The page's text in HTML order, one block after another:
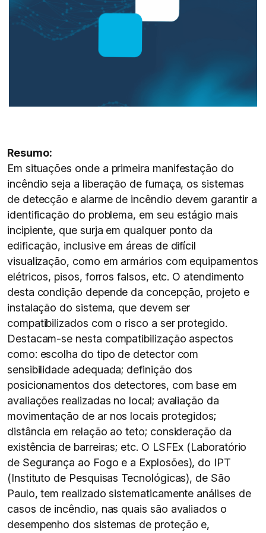
Resumo:
Em situações onde a primeira manifestação do
incêndio seja a liberação de fumaça, os sistemas
de detecção e alarme de incêndio devem garantir a
identificação do problema, em seu estágio mais
incipiente, que surja em qualquer ponto da
edificação, inclusive em áreas de difícil
visualização, como em armários com equipamentos
elétricos, pisos, forros falsos, etc. O atendimento
desta condição depende da concepção, projeto e
instalação do sistema, que devem ser
compatibilizados com o risco a ser protegido.
Destacam-se nesta compatibilização aspectos
como: escolha do tipo de detector com
sensibilidade adequada; definição dos
posicionamentos dos detectores, com base em
avaliações realizadas no local; avaliação da
movimentação de ar nos locais protegidos;
distância em relação ao teto; consideração da
existência de barreiras; etc. O LSFEx (Laboratório
de Segurança ao Fogo e a Explosões), do IPT
(Instituto de Pesquisas Tecnológicas), de São
Paulo, tem realizado sistematicamente análises de
casos de incêndio, nas quais são avaliados o
desempenho dos sistemas de proteção e,